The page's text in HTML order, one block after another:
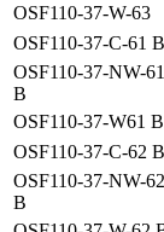
OSF110-37-W-63
OSF110-37-C-61 B
OSF110-37-NW-61
B
OSF110-37-W61 B
OSF110-37-C-62 B
OSF110-37-NW-62
B